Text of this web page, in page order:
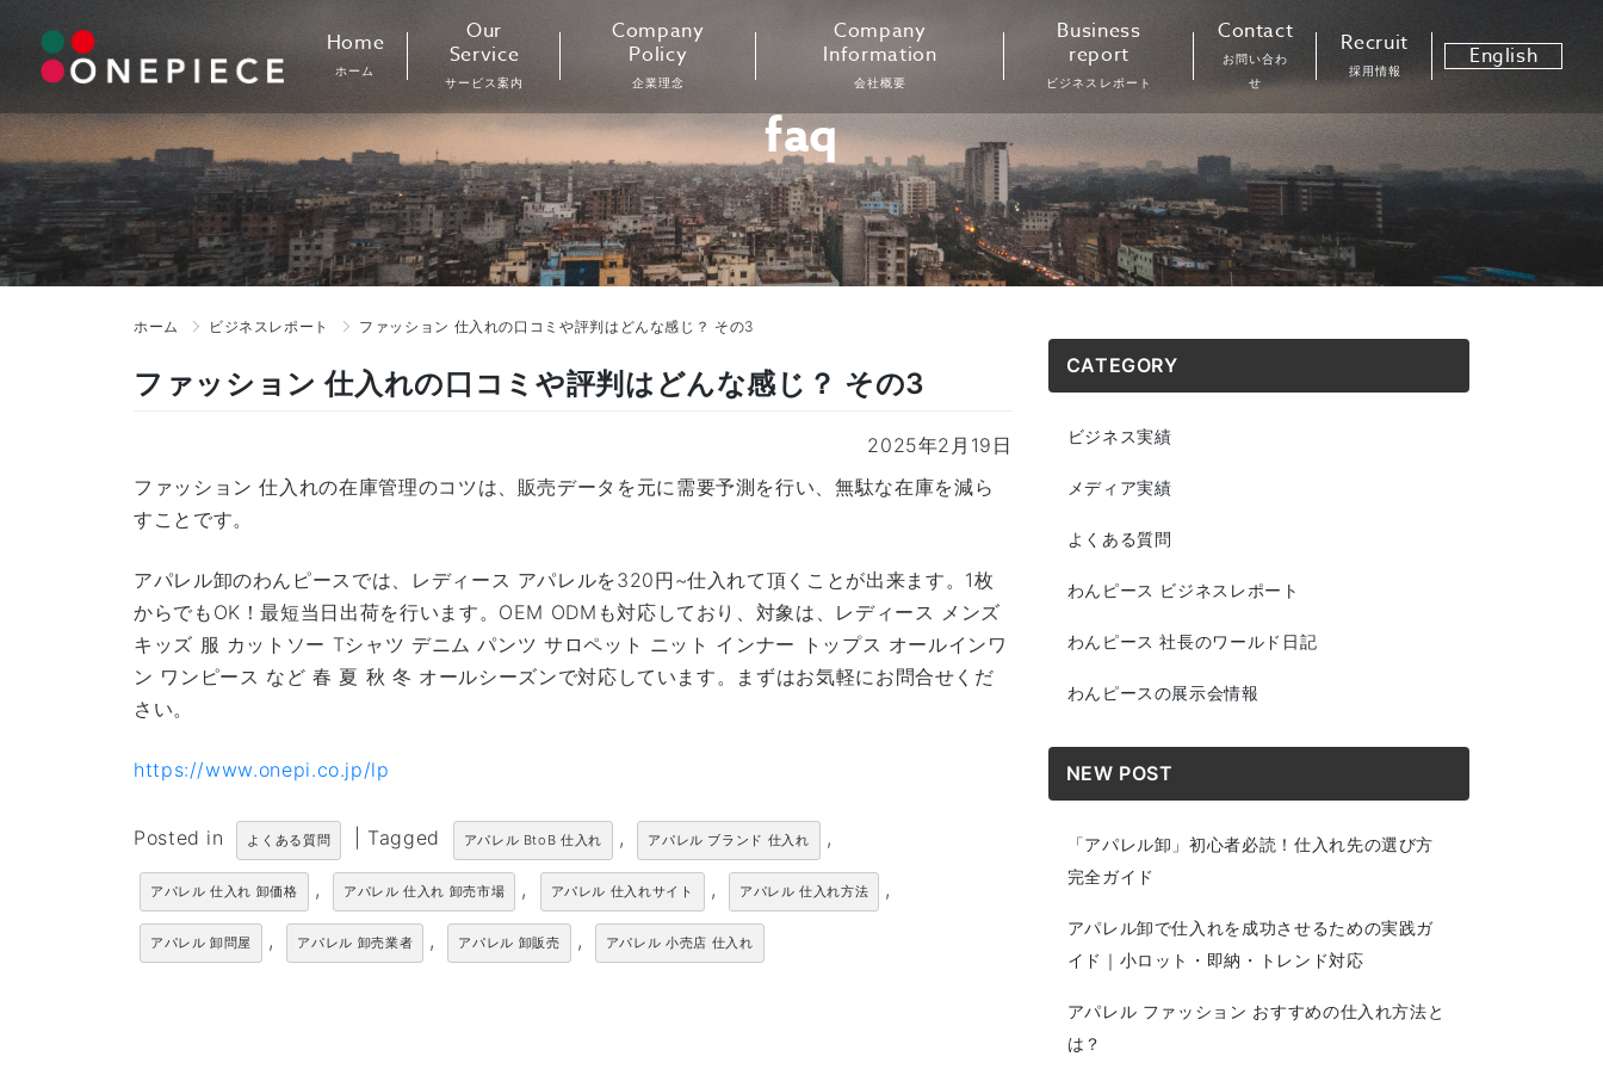
content
Home
ホーム
Our
Service
サービス案内
Company
Policy
企業理念
Company
Information
会社概要
Business
report
ビジネスレポート
Contact
お問い合わ
せ
Recruit
採用情報 English
faq
ホーム ビジネスレポート ファッション 仕入れの口コミや評判はどんな感じ？ その3
ファッション 仕入れの口コミや評判はどんな感じ？ その3
2025年2月19日
ファッション 仕入れの在庫管理のコツは、販売データを元に需要予測を行い、無駄な在庫を減ら
すことです。
アパレル卸のわんピースでは、レディース アパレルを320円~仕入れて頂くことが出来ます。1枚
からでもOK！最短当日出荷を行います。OEM ODMも対応しており、対象は、レディース メンズ
キッズ 服 カットソー Tシャツ デニム パンツ サロペット ニット インナー トップス オールインワ
ン ワンピース など 春 夏 秋 冬 オールシーズンで対応しています。まずはお気軽にお問合せくだ
さい。
https://www.onepi.co.jp/lp
Posted in よくある質問 Tagged アパレル BtoB 仕入れ , アパレル ブランド 仕入れ ,
アパレル 仕入れ 卸価格 , アパレル 仕入れ 卸売市場 , アパレル 仕入れサイト , アパレル 仕入れ方法 ,
アパレル 卸問屋 , アパレル 卸売業者 , アパレル 卸販売 , アパレル 小売店 仕入れ
CATEGORY
ビジネス実績
メディア実績
よくある質問
わんピース ビジネスレポート
わんピース 社長のワールド日記
わんピースの展示会情報
NEW POST
「アパレル卸」初心者必読！仕入れ先の選び方
完全ガイド
アパレル卸で仕入れを成功させるための実践ガ
イド｜小ロット・即納・トレンド対応
アパレル ファッション おすすめの仕入れ方法と
は？